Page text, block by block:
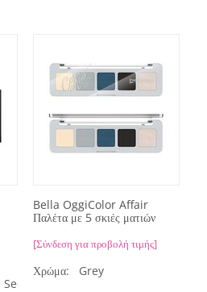
Secret Jade
Bella OggiColor Affair
Παλέτα με 5 σκιές ματιών
[Σύνδεση για προβολή τιμής]
Χρώμα: Grey